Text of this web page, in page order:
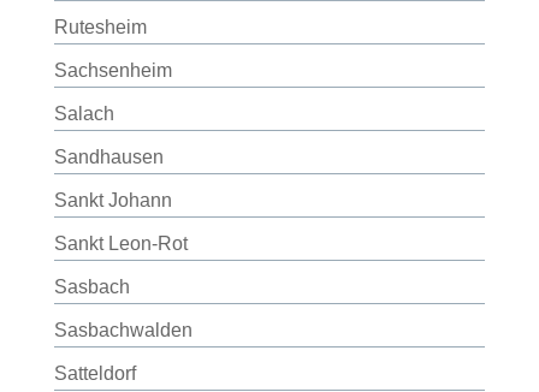
Rutesheim
Sachsenheim
Salach
Sandhausen
Sankt Johann
Sankt Leon-Rot
Sasbach
Sasbachwalden
Satteldorf